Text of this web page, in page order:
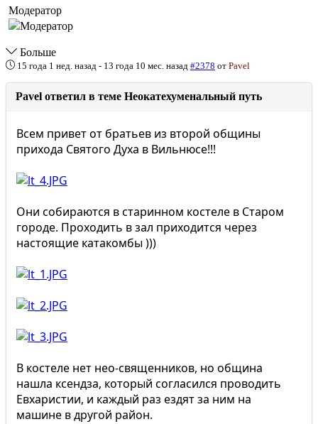
Модератор
Больше
15 года 1 нед. назад - 13 года 10 мес. назад #2378 от Pavel
Pavel ответил в теме Неокатехуменальный путь
Всем привет от братьев из второй общины
прихода Святого Духа в Вильнюсе!!!
Они собираются в старинном костеле в Старом
городе. Проходить в зал приходится через
настоящие катакомбы )))
В костеле нет нео-священников, но община
нашла ксендза, который согласился проводить
Евхаристии, и каждый раз ездят за ним на
машине в другой район.